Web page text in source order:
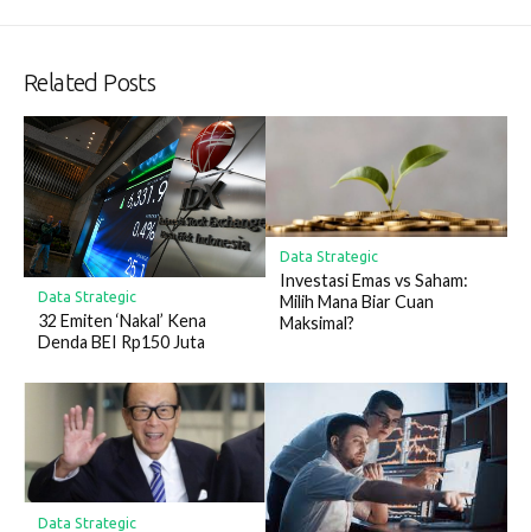
Related Posts
Data Strategic
32 Emiten ‘Nakal’ Kena
Denda BEI Rp150 Juta
Data Strategic
Investasi Emas vs Saham:
Milih Mana Biar Cuan
Maksimal?
Data Strategic